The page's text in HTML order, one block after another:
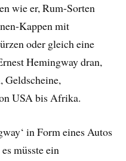
wie er, Rum-Sorten
Kappen mit
oder gleich eine
Hemingway dran,
Geldscheine,
USA bis Afrika.
in Form eines Autos
müsste ein